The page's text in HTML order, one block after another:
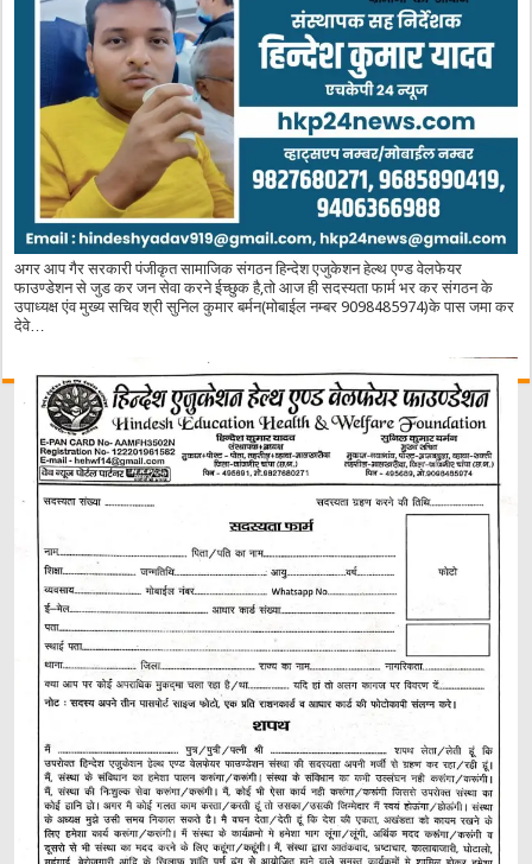
अगर आप गैर सरकारी पंजीकृत सामाजिक संगठन हिन्देश एजुकेशन हेल्थ एण्ड वेलफेयर
फाउण्डेशन से जुड कर जन सेवा करने ईच्छुक है,तो आज ही सदस्यता फार्म भर कर संगठन के
उपाध्यक्ष एंव मुख्य सचिव श्री सुनिल कुमार बर्मन(मोबाईल नम्बर 9098485974)के पास जमा कर
देवे…